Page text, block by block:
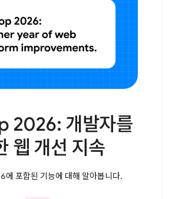
2026: 개발자를
웹 개선 지속
포함된 기능에 대해 알아봅니다.